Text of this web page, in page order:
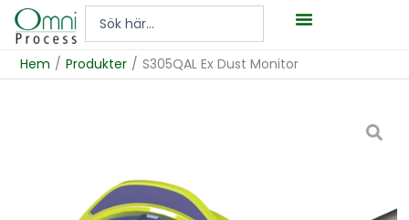
Hoppa
Search
Hem / Produkter / S305QAL Ex Dust Monitor